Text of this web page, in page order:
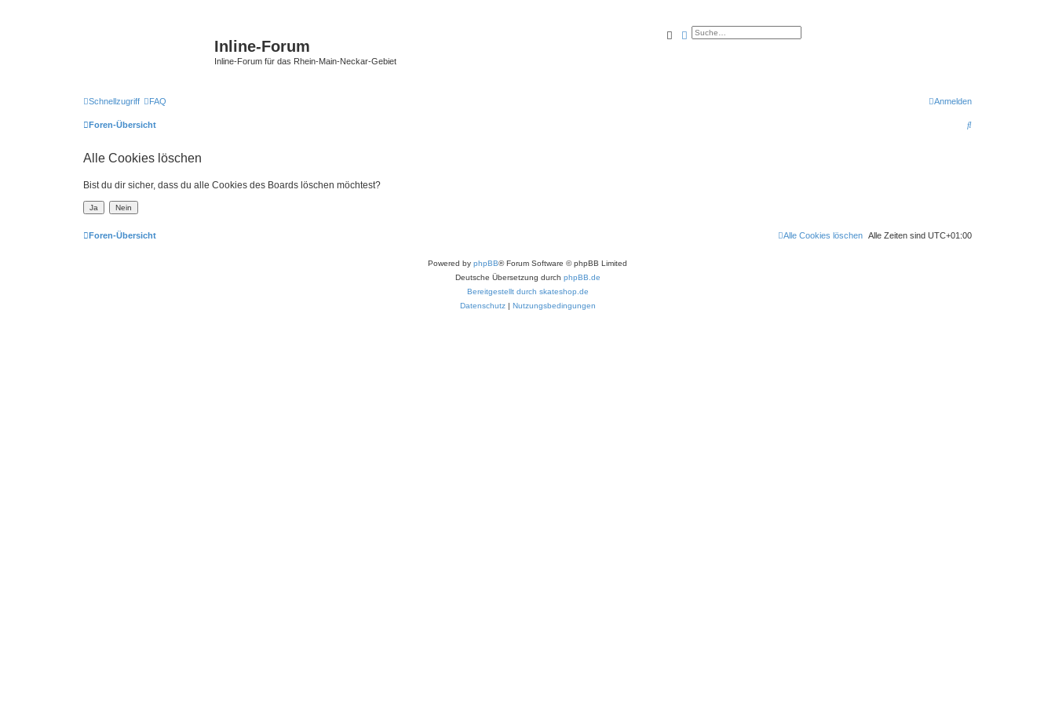
Inline-Forum
Inline-Forum für das Rhein-Main-Neckar-Gebiet
SucheErweiterte Suche
Schnellzugriff FAQ Anmelden
Foren-Übersicht
S
Alle Cookies löschen
Bist du dir sicher, dass du alle Cookies des Boards löschen möchtest?
Foren-Übersicht Alle Zeiten sind UTC+01:00
Alle Cookies löschen
Powered by phpBB® Forum Software © phpBB Limited
Deutsche Übersetzung durch phpBB.de
Bereitgestellt durch skateshop.de
Datenschutz| Nutzungsbedingungen